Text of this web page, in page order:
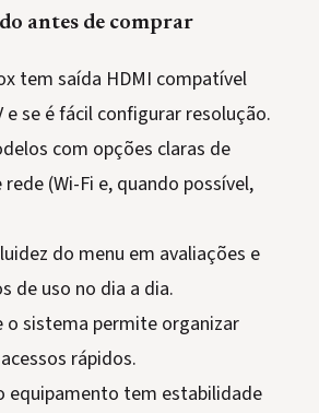
antes de comprar
tem saída HDMI compatível
e se é fácil configurar resolução.
com opções claras de
(Wi-Fi e, quando possível,
do menu em avaliações e
de uso no dia a dia.
o sistema permite organizar
rápidos.
equipamento tem estabilidade